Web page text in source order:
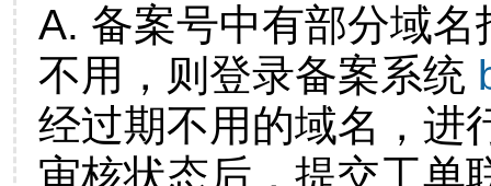
A. 备案号中有部分域
不用，则登录备案系统
经过期不用的域名，进
审核状态后，提交工单